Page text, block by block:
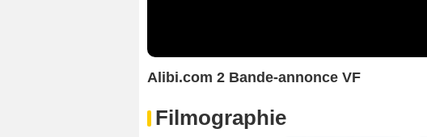
Alibi.com 2 Bande-annonce VF
Filmographie